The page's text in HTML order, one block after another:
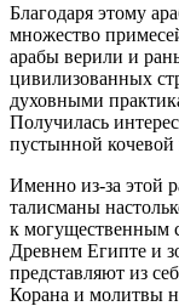
Благодаря этому
множество
арабы верили и
цивилизованных
духовными
Получилась
пустынной кочевой
Именно из-за этой
талисманы
к могущественным
Древнем Египте и
представляют из
Корана и молитвы